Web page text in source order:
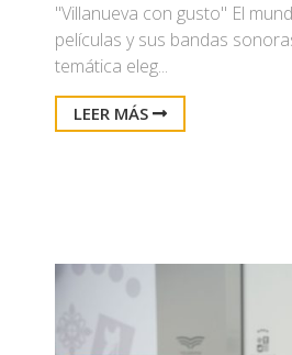
"Villanueva con gusto" El
películas y sus bandas
temática eleg...
LEER MÁS